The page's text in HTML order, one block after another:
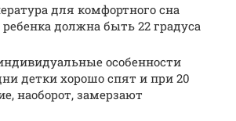
для комфортного сна
должна быть 22 градуса
особенности
детки хорошо спят и при 20
наоборот, замерзают